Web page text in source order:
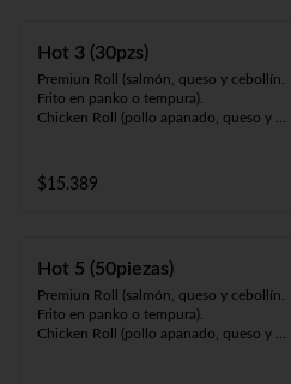
Panko Kani (kanikama, queso y cebollín.
Frito en panko).
Hosomaki Green (queso y palta. Envuelto
en nori).
Hot 3 (30pzs)
Premiun Roll (salmón, queso y cebollín.
Frito en panko o tempura).
Chicken Roll (pollo apanado, queso y
palta. Envuelto en pollo apanado y salsa
maracuyá).
$15.389
Hot 5 (50piezas)
Premiun Roll (salmón, queso y cebollín.
Frito en panko o tempura).
Chicken Roll (pollo apanado, queso y